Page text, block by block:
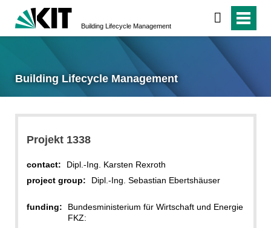
Building Lifecycle Management
Building Lifecycle Management
Projekt 1338
contact:
Dipl.-Ing. Karsten Rexroth
project group:
Dipl.-Ing. Sebastian Ebertshäuser
funding:
Bundesministerium für Wirtschaft und Energie
FKZ: